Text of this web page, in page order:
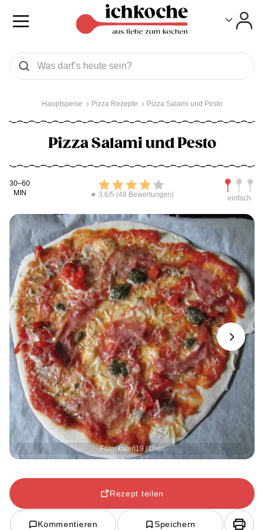
Was wollen Sie suchen
Suchen
Hauptspeise Pizza Rezepte Pizza Salami und Pesto
Pizza Salami und Pesto
Kochdauer
30–60
MIN
Bewerten
★ 3,6/5 (48 Bewertungen) einfach
Foto: katerl19 / User
Next
Rezept teilen
Kommentieren Speichern